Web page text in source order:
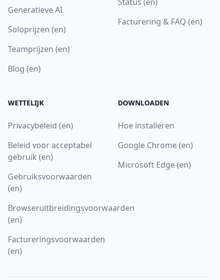
Generatieve AI
Soloprijzen (en)
Teamprijzen (en)
Blog (en)
Facturering & FAQ (en)
WETTELIJK
Privacybeleid (en)
Beleid voor acceptabel
gebruik (en)
Gebruiksvoorwaarden
(en)
Browseruitbreidingsvoorwaarden
(en)
Factureringsvoorwaarden
(en)
DOWNLOADEN
Hoe installeren
Google Chrome (en)
Microsoft Edge (en)